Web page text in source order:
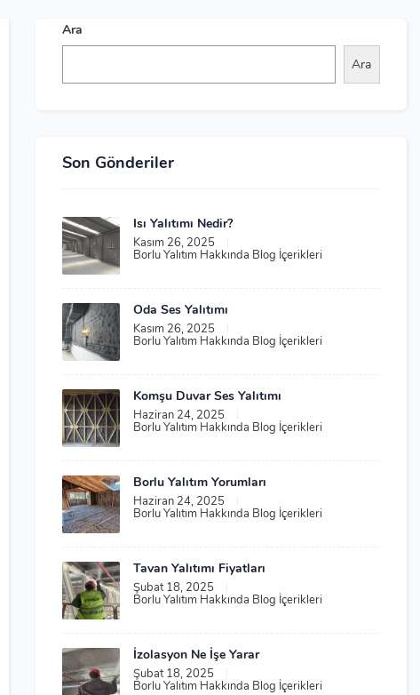
Ara
Ara
Son Gönderiler
Isı Yalıtımı Nedir?
Kasım 26, 2025
Borlu Yalıtım Hakkında Blog İçerikleri
Oda Ses Yalıtımı
Kasım 26, 2025
Borlu Yalıtım Hakkında Blog İçerikleri
Komşu Duvar Ses Yalıtımı
Haziran 24, 2025
Borlu Yalıtım Hakkında Blog İçerikleri
Borlu Yalıtım Yorumları
Haziran 24, 2025
Borlu Yalıtım Hakkında Blog İçerikleri
Tavan Yalıtımı Fiyatları
Şubat 18, 2025
Borlu Yalıtım Hakkında Blog İçerikleri
İzolasyon Ne İşe Yarar
Şubat 18, 2025
Borlu Yalıtım Hakkında Blog İçerikleri